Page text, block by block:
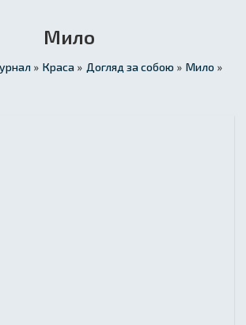
Мило
» Краса » Догляд за собою » Мило »